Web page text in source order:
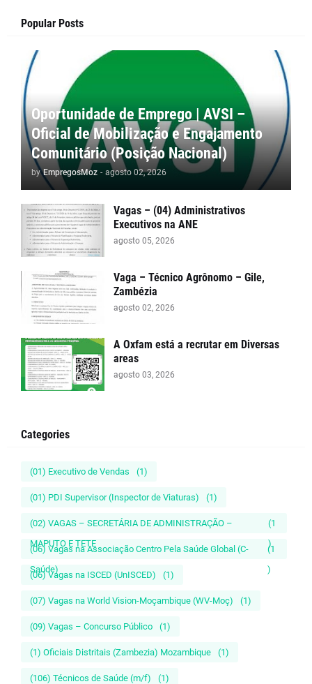
Popular Posts
Oportunidade de Emprego | AVSI –
Oficial de Mobilização e Engajamento
Comunitário (Posição Nacional)
by EmpregosMoz - agosto 02, 2026
Vagas – (04) Administrativos
Executivos na ANE
agosto 05, 2026
Vaga – Técnico Agrônomo – Gile,
Zambézia
agosto 02, 2026
A Oxfam está a recrutar em Diversas
areas
agosto 03, 2026
Categories
(01) Executivo de Vendas (1)
(01) PDI Supervisor (Inspector de Viaturas) (1)
(02) VAGAS – SECRETÁRIA DE ADMINISTRAÇÃO –
MAPUTO E TETE
(1
)
(06) Vagas na Associação Centro Pela Saúde Global (C-
Saúde)
(1
)
(06) Vagas na ISCED (UnISCED) (1)
(07) Vagas na World Vision-Moçambique (WV-Moç) (1)
(09) Vagas – Concurso Público (1)
(1) Oficiais Distritais (Zambezia) Mozambique (1)
(106) Técnicos de Saúde (m/f) (1)